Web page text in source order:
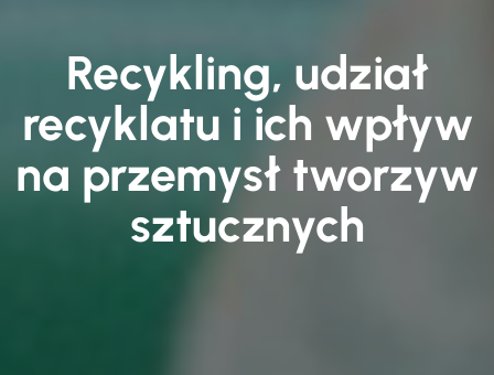
Recykling, udział
recyklatu i ich wpływ
na przemysł tworzyw
sztucznych